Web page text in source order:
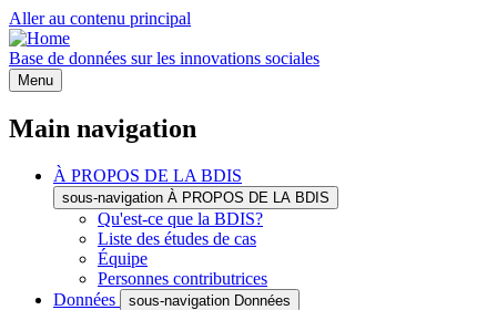
Aller au contenu principal
Base de données sur les innovations sociales
Menu
Main navigation
À PROPOS DE LA BDIS
sous-navigation À PROPOS DE LA BDIS
Qu'est-ce que la BDIS?
Liste des études de cas
Équipe
Personnes contributrices
Données
sous-navigation Données